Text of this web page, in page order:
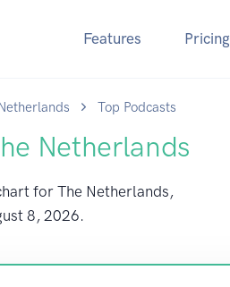
Features Pricing
Top Podcasts
Netherlands
for The Netherlands,
8, 2026.